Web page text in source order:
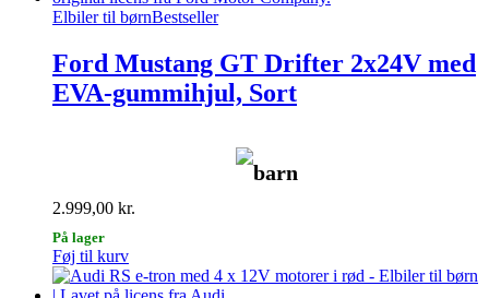
Elbiler til børnBestseller
Ford Mustang GT Drifter 2x24V med
EVA-gummihjul, Sort
barn
2.999,00 kr.
På lager
Føj til kurv